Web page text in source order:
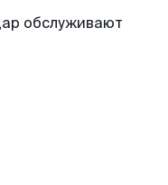
обслуживают